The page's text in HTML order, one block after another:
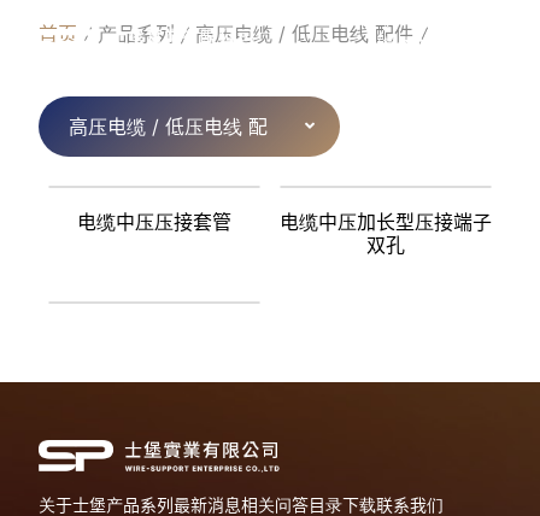
简体中文
PRODU CTS
首页 产品系列 高压电缆 / 低压电线 配件
高压电缆 / 低压电线 配
件
电缆中压压接套管
电缆中压加长型压接端子
双孔
关于士堡产品系列最新消息相关问答目录下载联系我们